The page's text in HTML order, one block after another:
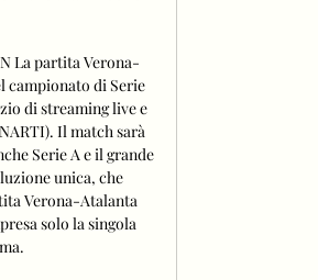
La partita Verona-
campionato di Serie
di streaming live e
Il match sarà
Serie A e il grande
unica, che
Verona-Atalanta
solo la singola